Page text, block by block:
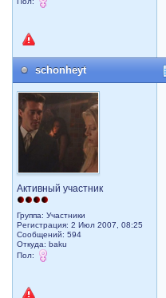
schonheyt
Активный участник
Группа: Участники
Регистрация: 2 Июл 2007, 08:25
Сообщений: 594
Откуда: baku
Пол: